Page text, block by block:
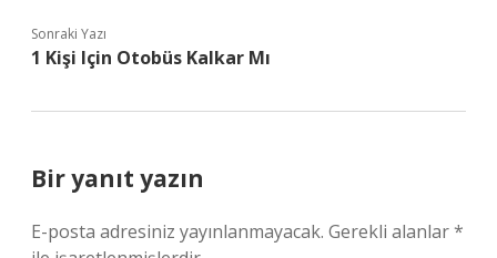
Sonraki Yazı
1 Kişi Için Otobüs Kalkar Mı
Bir yanıt yazın
E-posta adresiniz yayınlanmayacak. Gerekli alanlar*